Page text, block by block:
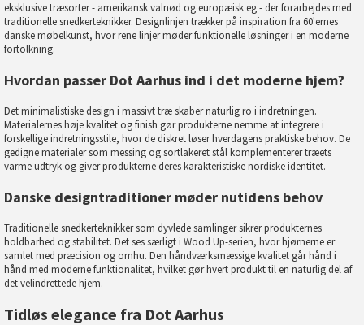
eksklusive træsorter - amerikansk valnød og europæisk eg - der forarbejdes med
traditionelle snedkerteknikker. Designlinjen trækker på inspiration fra 60'ernes
danske møbelkunst, hvor rene linjer møder funktionelle løsninger i en moderne
fortolkning.
Hvordan passer Dot Aarhus ind i det moderne hjem?
Det minimalistiske design i massivt træ skaber naturlig ro i indretningen.
Materialernes høje kvalitet og finish gør produkterne nemme at integrere i
forskellige indretningsstile, hvor de diskret løser hverdagens praktiske behov. De
gedigne materialer som messing og sortlakeret stål komplementerer træets
varme udtryk og giver produkterne deres karakteristiske nordiske identitet.
Danske designtraditioner møder nutidens behov
Traditionelle snedkerteknikker som dyvlede samlinger sikrer produkternes
holdbarhed og stabilitet. Det ses særligt i Wood Up-serien, hvor hjørnerne er
samlet med præcision og omhu. Den håndværksmæssige kvalitet går hånd i
hånd med moderne funktionalitet, hvilket gør hvert produkt til en naturlig del af
det velindrettede hjem.
Tidløs elegance fra Dot Aarhus